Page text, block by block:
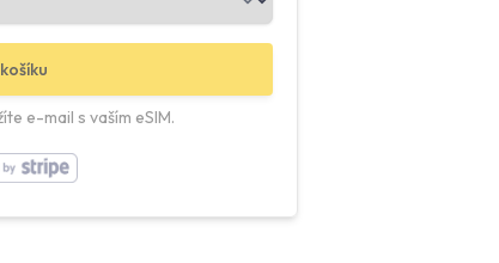
e-mail s vaším eSIM.